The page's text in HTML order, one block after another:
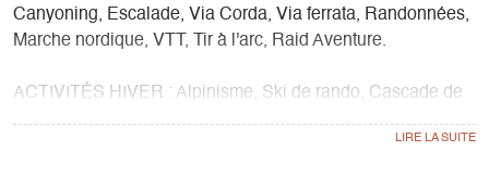
Canyoning, Escalade, Via Corda, Via ferrata, Randonnées,
Marche nordique, VTT, Tir à l'arc, Raid Aventure.
ACTIVITÉS HIVER : Alpinisme, Ski de rando, Cascade de
glace, Raquettes